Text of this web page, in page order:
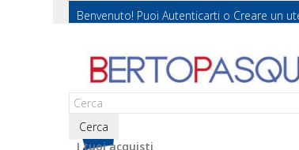
Benvenuto! Puoi Autenticarti o Creare un
Cerca
I tuoi acquisti